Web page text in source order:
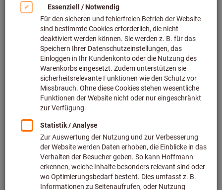
Bild zum Vergrößern anklicken